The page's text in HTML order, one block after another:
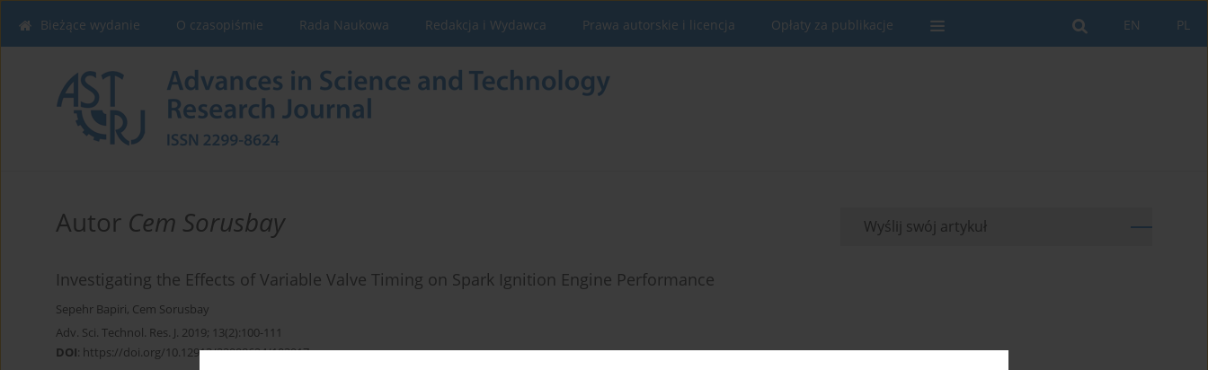
PL
EN
Bieżące wydanie O czasopiśmie Rada Naukowa Redakcja i Wydawca Prawa autorskie i licencja Opłaty za publikacje
Autor Cem Sorusbay
Investigating the Effects of Variable Valve Timing on Spark Ignition Engine Performance
Sepehr Bapiri, Cem Sorusbay
Adv. Sci. Technol. Res. J. 2019; 13(2):100-111
DOI: https://doi.org/10.12913/22998624/103917
Wyślij swój artykuł